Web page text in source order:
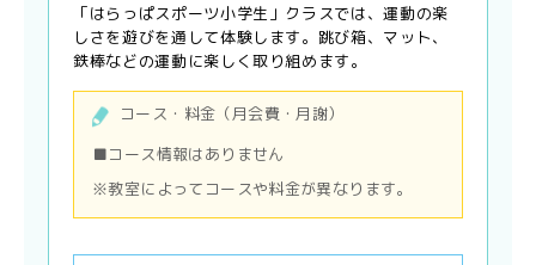
「はらっぱスポーツ小学生」クラスでは、運動の楽
しさを遊びを通して体験します。跳び箱、マット、
鉄棒などの運動に楽しく取り組めます。
コース・料金（月会費・月謝）
■コース情報はありません
※教室によってコースや料金が異なります。